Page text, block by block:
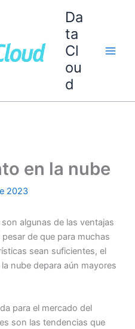
Da
ta
Cl
ou
d
en la nube
2023
algunas de las ventajas
de que para muchas
sean suficientes, el
nube depara aún mayores
para el mercado del
son las tendencias que